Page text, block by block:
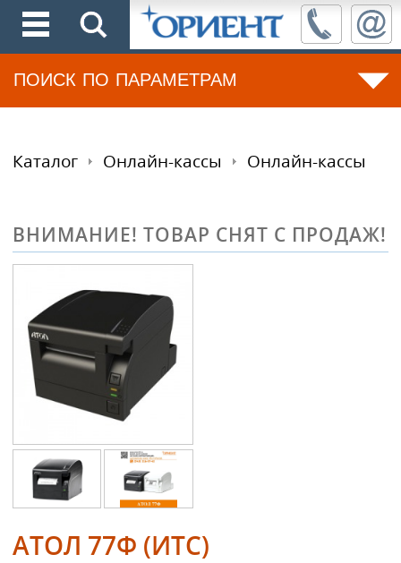
ПОИСК ПО ПАРАМЕТРАМ
Каталог Онлайн-кассы Онлайн-кассы
ВНИМАНИЕ! ТОВАР СНЯТ С ПРОДАЖ!
АТОЛ 77Ф (ИТС)